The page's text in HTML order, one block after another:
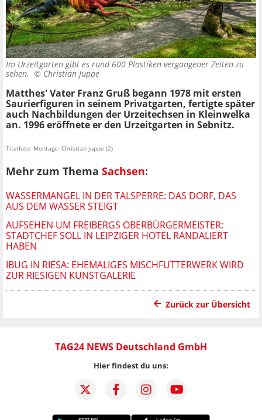
Im Urzeitgarten gibt es rund 600 Plastiken vergangener Zeiten zu
sehen. © Christian Juppe
Matthes' Vater Franz Gruß begann 1978 mit ersten
Saurierfiguren in seinem Privatgarten, fertigte später
auch Nachbildungen der Urzeitechsen in Kleinwelka
an. 1996 eröffnete er den Urzeitgarten in Sebnitz.
Titelfoto: Montage: Christian Juppe (2)
Mehr zum Thema Sachsen:
WASSERMANGEL IN DER TALSPERRE: DAS DORF, DAS
AUS DEM WASSER STEIGT
AUFSEHEN UM FREIBERGS OBERBÜRGERMEISTER:
STADTCHEF SOLL IN LEIPZIGER HOTEL RANDALIERT
HABEN
IBUG IN RIESA: EHEMALIGES MISCHFUTTERWERK WIRD
ZUR RIESIGEN KUNSTGALERIE
Zurück zur Übersicht
TAG24 NEWS Deutschland GmbH
Hier findest du uns: